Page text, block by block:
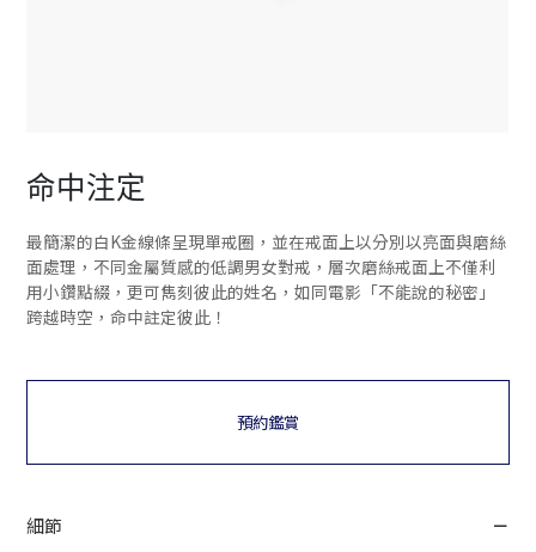
命中注定
最簡潔的白K金線條呈現單戒圈，並在戒面上以分別以亮面與磨絲
面處理，不同金屬質感的低調男女對戒，層次磨絲戒面上不僅利
用小鑽點綴，更可雋刻彼此的姓名，如同電影「不能說的秘密」
跨越時空，命中註定彼此！
預約鑑賞
細節